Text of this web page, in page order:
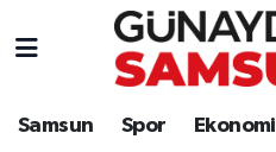
Samsun Spor Ekonomi
Samsun
Nöbetçi Eczaneler